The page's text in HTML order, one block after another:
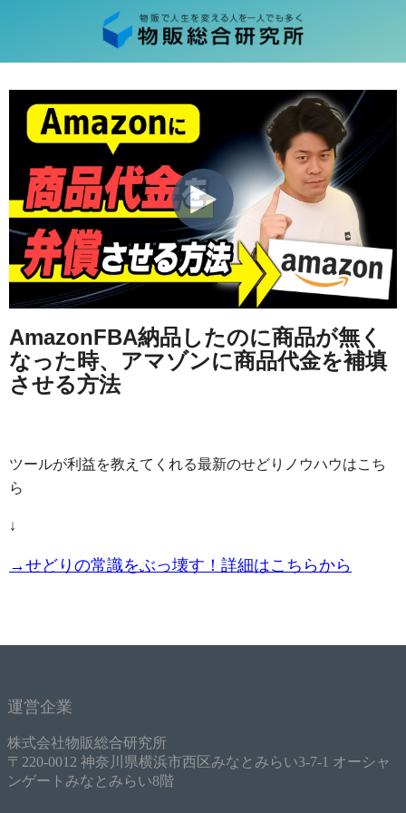
AmazonFBA納品したのに商品が無く
なった時、アマゾンに商品代金を補填
させる方法
ツールが利益を教えてくれる最新のせどりノウハウはこち
ら
↓
→せどりの常識をぶっ壊す！詳細はこちらから
運営企業
株式会社物販総合研究所
〒220-0012 神奈川県横浜市西区みなとみらい3-7-1 オーシャ
ンゲートみなとみらい8階